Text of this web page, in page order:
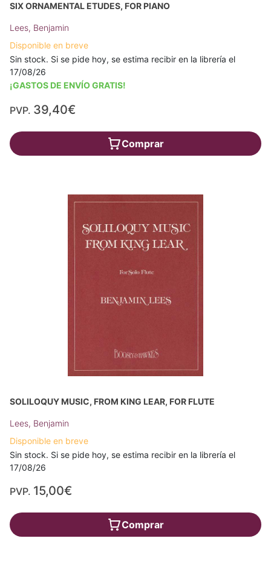
SIX ORNAMENTAL ETUDES, FOR PIANO
Lees, Benjamin
Disponible en breve
Sin stock. Si se pide hoy, se estima recibir en la librería el
17/08/26
¡GASTOS DE ENVÍO GRATIS!
PVP. 39,40€
Comprar
SOLILOQUY MUSIC, FROM KING LEAR, FOR FLUTE
Lees, Benjamin
Disponible en breve
Sin stock. Si se pide hoy, se estima recibir en la librería el
17/08/26
PVP. 15,00€
Comprar